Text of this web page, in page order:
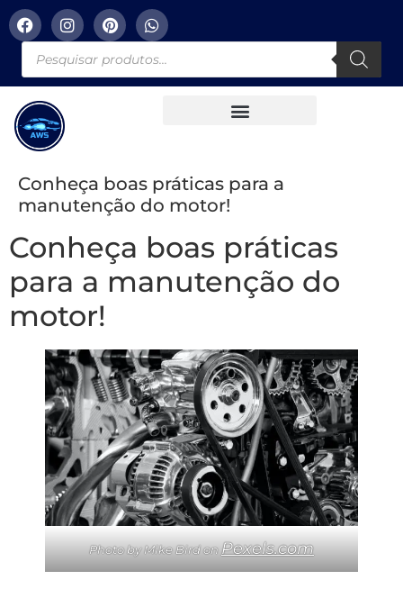
Conheça boas práticas para a
manutenção do motor!
Conheça boas práticas
para a manutenção do
motor!
Photo by Mike Bird onPexels.com